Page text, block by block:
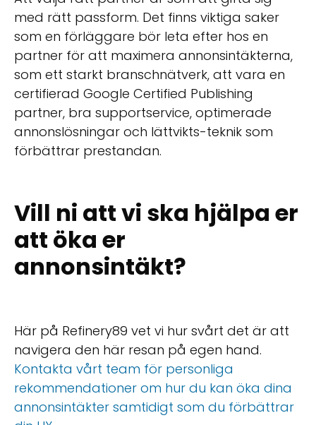
med rätt passform. Det finns viktiga saker
som en förläggare bör leta efter hos en
partner för att maximera annonsintäkterna,
som ett starkt branschnätverk, att vara en
certifierad Google Certified Publishing
partner, bra supportservice, optimerade
annonslösningar och lättvikts-teknik som
förbättrar prestandan.
Vill ni att vi ska hjälpa er
att öka er
annonsintäkt?
Här på Refinery89 vet vi hur svårt det är att
navigera den här resan på egen hand.
Kontakta vårt team för personliga
rekommendationer om hur du kan öka dina
annonsintäkter samtidigt som du förbättrar